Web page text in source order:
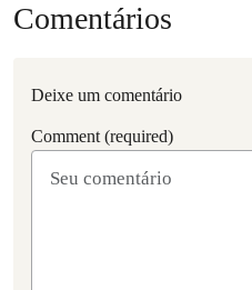
Comentários
Deixe um comentário
Comment (required)